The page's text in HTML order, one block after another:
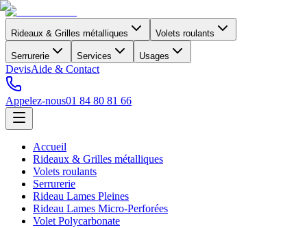
Rideaux & Grilles métalliques Volets roulants
Serrurerie Services Usages
DevisAide & Contact
Appelez-nous01 84 80 81 66
Accueil
Rideaux & Grilles métalliques
Volets roulants
Serrurerie
Rideau Lames Pleines
Rideau Lames Micro-Perforées
Volet Polycarbonate